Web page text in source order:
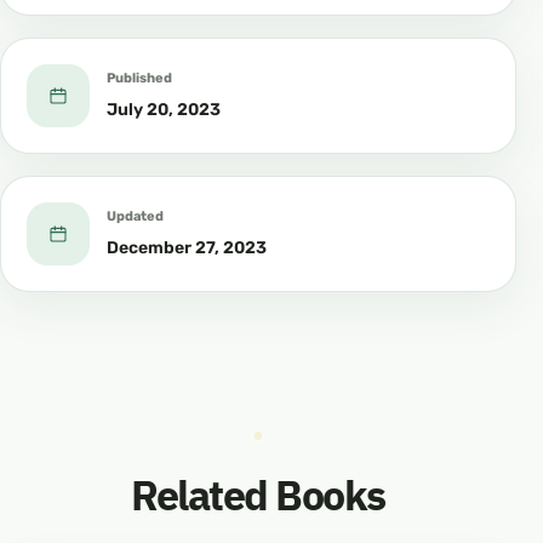
گه رچه زوروم قبلیش هه ممه واقتتا هارام بولسم و
قىلىشنيك
ئون ئىككى ئایدین توت ئاينى خاس قىلغان، ئو لاردا ئو
Published
July 20, 2023
Updated
December 27, 2023
Related Books